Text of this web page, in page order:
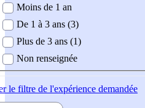
demandée
Moins de 1 an
De 1 à 3 ans (3)
Plus de 3 ans (1)
Non renseignée
le filtre de l'expérience demandée